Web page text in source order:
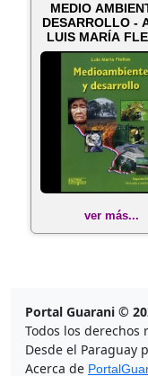
MEDIO
DESARROLLO -
LUIS MARÍA FLEITAS
VEGA - A...
ver más...
Portal Guarani ©
Todos los derechos
Desde el Paraguay
Acerca de